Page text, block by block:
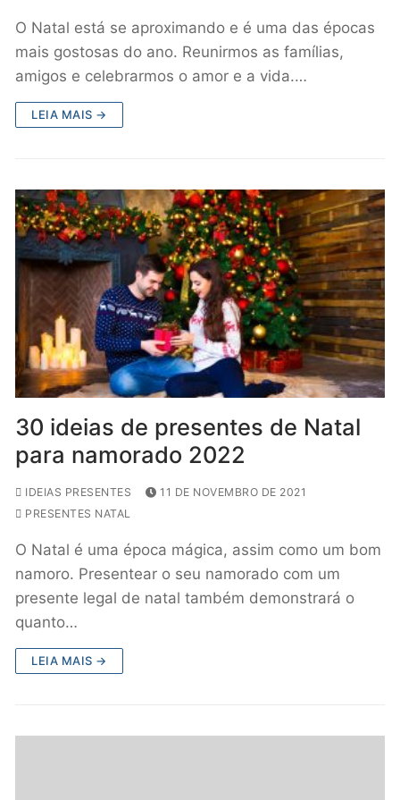
O Natal está se aproximando e é uma das épocas
mais gostosas do ano. Reunirmos as famílias,
amigos e celebrarmos o amor e a vida.…
LEIA MAIS →
30 ideias de presentes de Natal
para namorado 2022
IDEIAS PRESENTES
11 DE NOVEMBRO DE 2021
PRESENTES NATAL
O Natal é uma época mágica, assim como um bom
namoro. Presentear o seu namorado com um
presente legal de natal também demonstrará o
quanto…
LEIA MAIS →